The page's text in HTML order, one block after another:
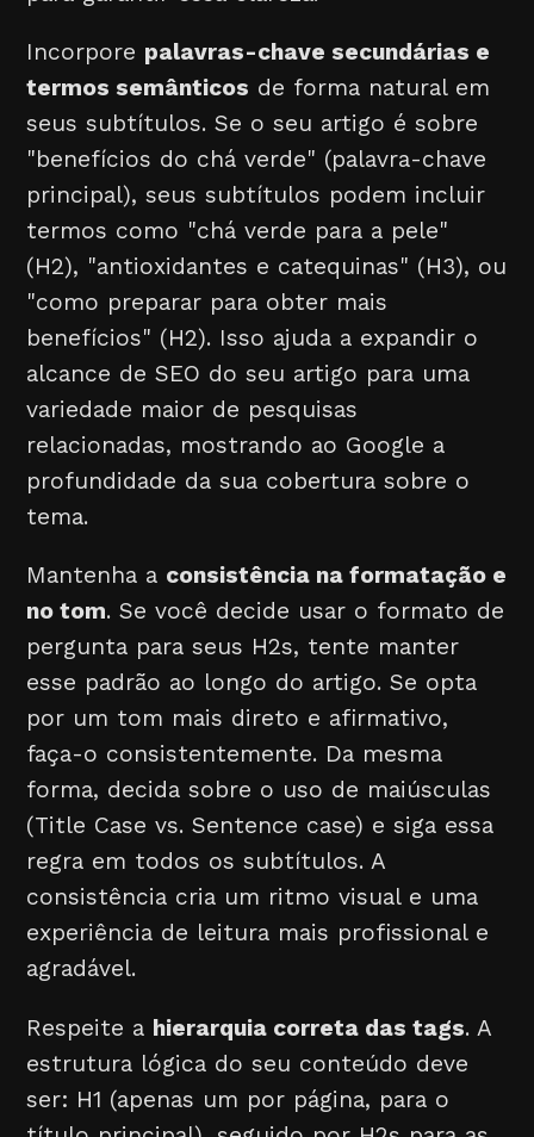
Incorpore palavras-chave secundárias e
termos semânticos de forma natural em
seus subtítulos. Se o seu artigo é sobre
"benefícios do chá verde" (palavra-chave
principal), seus subtítulos podem incluir
termos como "chá verde para a pele"
(H2), "antioxidantes e catequinas" (H3), ou
"como preparar para obter mais
benefícios" (H2). Isso ajuda a expandir o
alcance de SEO do seu artigo para uma
variedade maior de pesquisas
relacionadas, mostrando ao Google a
profundidade da sua cobertura sobre o
tema.
Mantenha a consistência na formatação e
no tom. Se você decide usar o formato de
pergunta para seus H2s, tente manter
esse padrão ao longo do artigo. Se opta
por um tom mais direto e afirmativo,
faça-o consistentemente. Da mesma
forma, decida sobre o uso de maiúsculas
(Title Case vs. Sentence case) e siga essa
regra em todos os subtítulos. A
consistência cria um ritmo visual e uma
experiência de leitura mais profissional e
agradável.
Respeite a hierarquia correta das tags. A
estrutura lógica do seu conteúdo deve
ser: H1 (apenas um por página, para o